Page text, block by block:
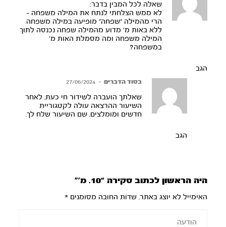
שאלה לכל המבין בדבר:
לא ממש הצלחתי לנתח את המילה משפחה –
הרי מהמילה “שפחה” מופיעה במילה משפחה
ללא באות מ’ מדוע מהמילה שפחה נכנסה לתוך
המילה משפחה ומה מסמלת האות מ’
במשפחה?
הגב
בסוד הדברים –
27/06/2024
שאלתך הועברה לשידור חי כעת. לאחר
השיעור ההרצאה עולה לקטגוריית
חדשים ומומלצים. שם השיעור שלח לך.
הגב
היה הראשון לכתוב סקירה “10. מ’”
האימייל לא יוצג באתר. שדות החובה מסומנים*